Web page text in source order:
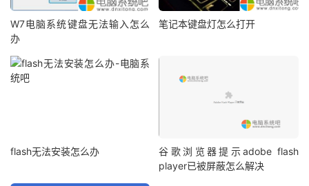
W7电脑系统键盘无法输入怎么
办
笔记本键盘灯怎么打开
flash无法安装怎么办
谷歌浏览器提示adobe flash
player已被屏蔽怎么解决